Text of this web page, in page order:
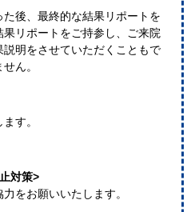
後、最終的な結果リポートを
リポートをご持参し、ご来院
明をさせていただくこともで
ん。
す。
対策>
をお願いいたします。